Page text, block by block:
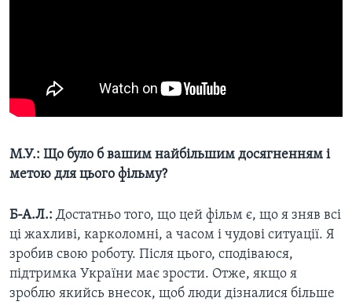
М.У.: Що було б вашим найбільшим досягненням і
метою для цього фільму?
Б-А.Л.: Достатньо того, що цей фільм є, що я зняв всі
ці жахливі, карколомні, а часом і чудові ситуації. Я
зробив свою роботу. Після цього, сподіваюся,
підтримка України має зрости. Отже, якщо я
зроблю якийсь внесок, щоб люди дізналися більше